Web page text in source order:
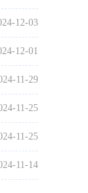
12-03
12-01
11-29
11-25
11-25
11-14